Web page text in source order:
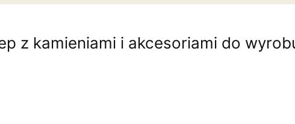
z kamieniami i akcesoriami do